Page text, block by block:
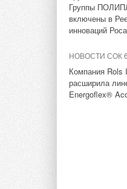
Группы
включены в
инноваций
НОВОСТИ СОК
Компания Rols
расширила
Energoflex®
В этой теме еще
Добавить
Ваше имя *